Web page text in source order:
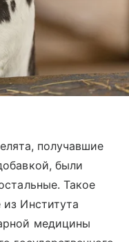
получавшие
были
Такое
Института
медицины